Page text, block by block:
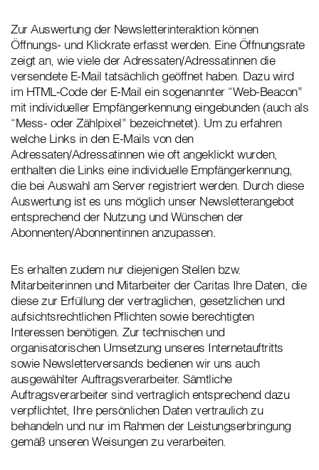
Zur Auswertung der Newsletterinteraktion können
Öffnungs- und Klickrate erfasst werden. Eine Öffnungsrate
zeigt an, wie viele der Adressaten/Adressatinnen die
versendete E-Mail tatsächlich geöffnet haben. Dazu wird
im HTML-Code der E-Mail ein sogenannter “Web-Beacon”
mit individueller Empfängerkennung eingebunden (auch als
“Mess- oder Zählpixel” bezeichnetet). Um zu erfahren
welche Links in den E-Mails von den
Adressaten/Adressatinnen wie oft angeklickt wurden,
enthalten die Links eine individuelle Empfängerkennung,
die bei Auswahl am Server registriert werden. Durch diese
Auswertung ist es uns möglich unser Newsletterangebot
entsprechend der Nutzung und Wünschen der
Abonnenten/Abonnentinnen anzupassen.
Es erhalten zudem nur diejenigen Stellen bzw.
Mitarbeiterinnen und Mitarbeiter der Caritas Ihre Daten, die
diese zur Erfüllung der vertraglichen, gesetzlichen und
aufsichtsrechtlichen Pflichten sowie berechtigten
Interessen benötigen. Zur technischen und
organisatorischen Umsetzung unseres Internetauftritts
sowie Newsletterversands bedienen wir uns auch
ausgewählter Auftragsverarbeiter. Sämtliche
Auftragsverarbeiter sind vertraglich entsprechend dazu
verpflichtet, Ihre persönlichen Daten vertraulich zu
behandeln und nur im Rahmen der Leistungserbringung
gemäß unseren Weisungen zu verarbeiten.